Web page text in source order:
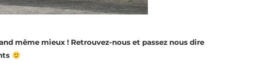
même mieux ! Retrouvez-nous et passez nous dire